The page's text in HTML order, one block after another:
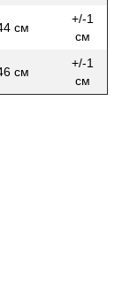
см
+/-1
см
см
+/-1
см